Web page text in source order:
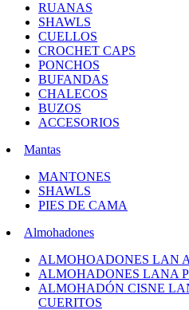
RUANAS
SHAWLS
CUELLOS
CROCHET CAPS
PONCHOS
BUFANDAS
CHALECOS
BUZOS
ACCESORIOS
Mantas
MANTONES
SHAWLS
PIES DE CAMA
Almohadones
ALMOHOADONES LAN
ALMOHADONES LANA
ALMOHADÓN CISNE
CUERITOS